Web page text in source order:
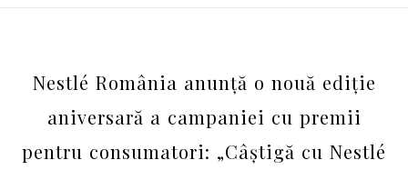
Nestlé România anunță o nouă ediție
aniversară a campaniei cu premii
pentru consumatori: „Câștigă cu Nestlé